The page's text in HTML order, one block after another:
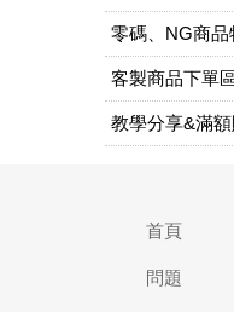
零碼、NG商品
客製商品下單
教學分享&滿
首頁
問題